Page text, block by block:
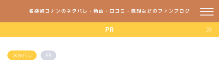
名探偵コナンのネタバレ・動画・口コミ・感想などのファンブログ
PR
ネタバレ PR